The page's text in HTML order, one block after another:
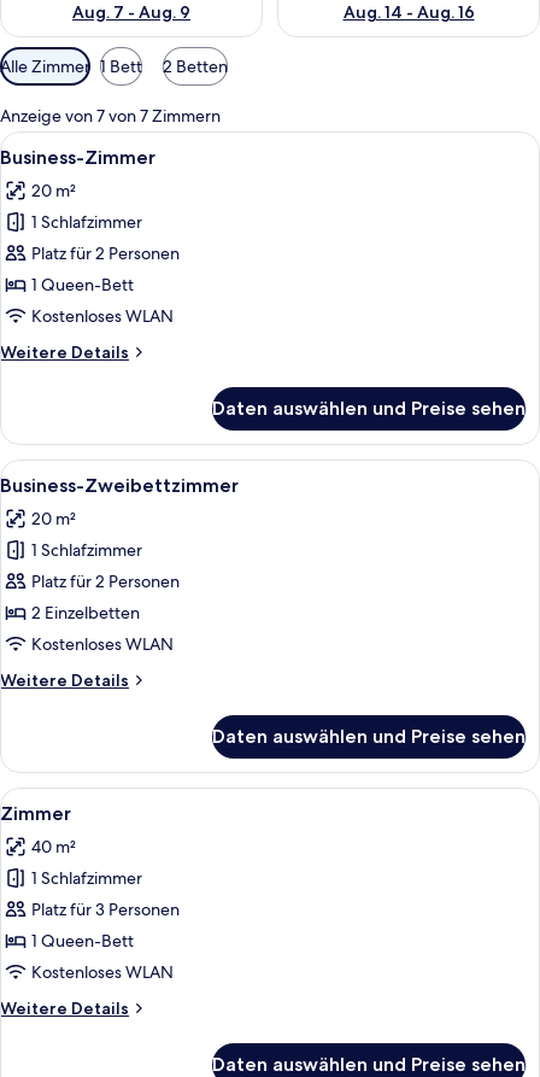
Aug. 7 - Aug. 9
Aug. 14 - Aug. 16
Verfügbare
Filter
für
Zimmer
Alle Zimmer 1 Bett 2 Betten
Anzeige von 7 von 7 Zimmern
Alle
Fotos
für
Business-
Zimmer
anzeigen
Ein modernes Hotelzimmer mit
6
Business-Zimmer
20 m²
1 Schlafzimmer
Platz für 2 Personen
1 Queen-Bett
Kostenloses WLAN
Weitere Details
Weitere
Zimmer
Daten auswählen und Preise sehen
Alle
Fotos
für
Business-
Zweibettzimmer
anzeigen
Ein Hotelzimmer mit Schreibtisch,
6
Business-Zweibettzimmer
20 m²
1 Schlafzimmer
Platz für 2 Personen
2 Einzelbetten
Kostenloses WLAN
Weitere Details
Weitere
Zweibettzimmer
Daten auswählen und Preise sehen
Alle
Fotos
für
Zimmer
anzeigen
Ein modernes Badezimmer mit
5
Zimmer
40 m²
1 Schlafzimmer
Platz für 3 Personen
1 Queen-Bett
Kostenloses WLAN
Weitere Details
Weitere
Daten auswählen und Preise sehen